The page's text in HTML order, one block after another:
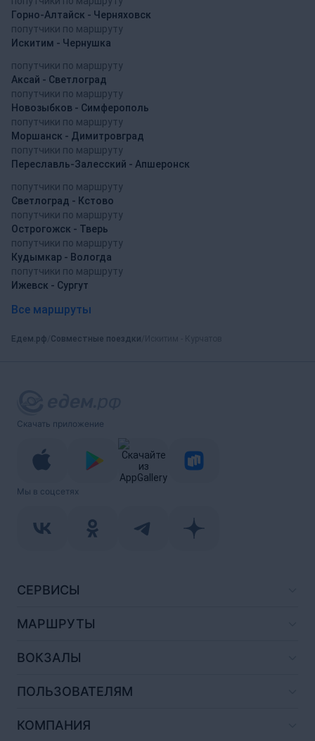
Горно-Алтайск - Черняховск
попутчики по маршруту
Искитим - Чернушка
попутчики по маршруту
Аксай - Светлоград
попутчики по маршруту
Новозыбков - Симферополь
попутчики по маршруту
Моршанск - Димитровград
попутчики по маршруту
Переславль-Залесский - Апшеронск
попутчики по маршруту
Светлоград - Кстово
попутчики по маршруту
Острогожск - Тверь
попутчики по маршруту
Кудымкар - Вологда
попутчики по маршруту
Ижевск - Сургут
Все маршруты
Едем.рф Совместные поездки
Скачать приложение
Мы в соцсетях
СЕРВИСЫ
МАРШРУТЫ
ВОКЗАЛЫ
ПОЛЬЗОВАТЕЛЯМ
КОМПАНИЯ